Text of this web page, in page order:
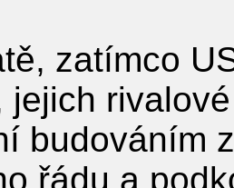
zatímco
jejich
budováním
řádu a